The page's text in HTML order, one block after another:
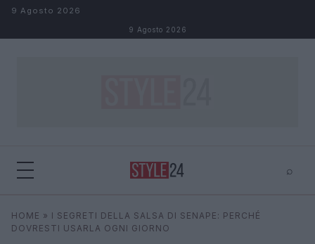
Salta al contenuto
9 Agosto 2026
9 Agosto 2026
⌕
Cerca
HOME » I SEGRETI DELLA SALSA DI SENAPE: PERCHÉ
DOVRESTI USARLA OGNI GIORNO